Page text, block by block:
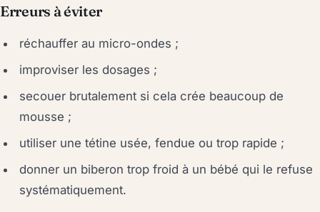
Erreurs à éviter
réchauffer au micro-ondes ;
improviser les dosages ;
secouer brutalement si cela crée beaucoup de
mousse ;
utiliser une tétine usée, fendue ou trop rapide ;
donner un biberon trop froid à un bébé qui le refuse
systématiquement.